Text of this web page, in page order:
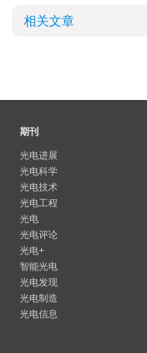
相关文章
期刊
光电进展
光电科学
光电技术
光电工程
光电
光电评论
光电+
智能光电
光电发现
光电制造
光电信息